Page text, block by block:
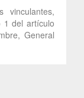
1 del artículo
General